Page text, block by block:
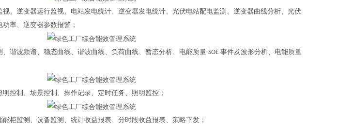
、逆变器运行监视、电站发电统计、逆变器发电统计、光伏电站配电监测、逆变器曲线分析、光伏
功率、逆变器参数报警 ；
、谐波频谱、稳态曲线、谐波曲线、负荷曲线、暂态分析、电能质量 SOE 事件及波形分析、电能质量
控制、场景控制、操作记录、定时任务、照明监控；
柜监测、设备监测、统计收益报表、分时段收益报表、策略下发；